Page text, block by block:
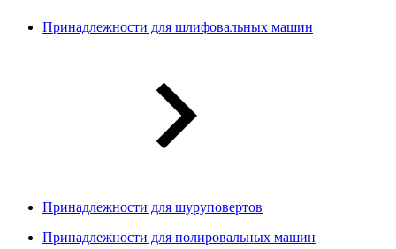
Принадлежности для шлифовальных машин
Принадлежности для шуруповертов
Принадлежности для полировальных машин